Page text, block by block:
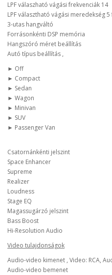
LPF válaszható vágási frekvenciák 14
LPF választható vágási meredekség
3-utas hangváltó
Forrásonkénti DSP memória
Hangszóró méret beállítás
Autó típus beállítás ,
► Off
► Compact
► Sedan
► Wagon
► Minivan
► SUV
► Passenger Van
Csatornánkénti jelszint
Space Enhancer
Supreme
Realizer
Loudness
Stage EQ
Magassugárzó jelszint
Bass Boost
Hi-Resolution Audio
Video tulajdonságok
Audio-video kimenet , Video: RCA,
Audio-video bemenet